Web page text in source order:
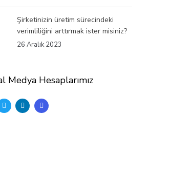
Şirketinizin üretim sürecindeki
verimliliğini arttırmak ister misiniz?
26 Aralık 2023
Medya Hesaplarımız